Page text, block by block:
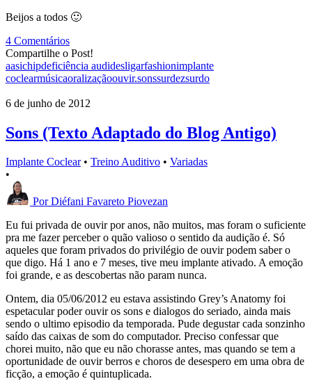
Beijos a todos 🙂
4 Comentários
Compartilhe o Post!
aasichipdeficiência audidesligarfashionimplante
coclearmúsicaoralizaçãoouvir.sonssurdezsurdo
6 de junho de 2012
Sons (Texto Adaptado do Blog Antigo)
Implante Coclear • Treino Auditivo • Variadas
•
Por Diéfani Favareto Piovezan
Eu fui privada de ouvir por anos, não muitos, mas foram o suficiente
pra me fazer perceber o quão valioso o sentido da audição é. Só
aqueles que foram privados do privilégio de ouvir podem saber o
que digo. Há 1 ano e 7 meses, tive meu implante ativado. A emoção
foi grande, e as descobertas não param nunca.
Ontem, dia 05/06/2012 eu estava assistindo Grey’s Anatomy foi
espetacular poder ouvir os sons e dialogos do seriado, ainda mais
sendo o ultimo episodio da temporada. Pude degustar cada sonzinho
saído das caixas de som do computador. Preciso confessar que
chorei muito, não que eu não chorasse antes, mas quando se tem a
oportunidade de ouvir berros e choros de desespero em uma obra de
ficção, a emoção é quintuplicada.